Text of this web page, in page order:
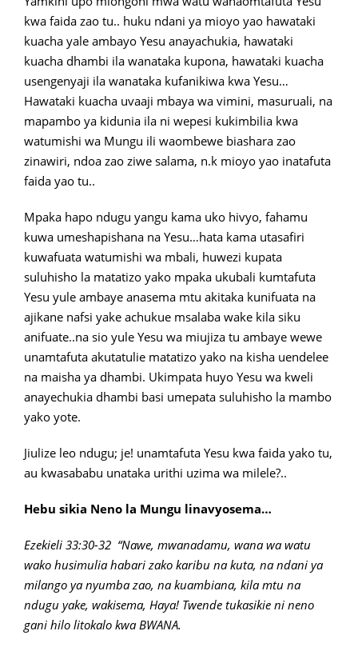
kwa faida zao tu.. huku ndani ya mioyo yao hawataki
kuacha yale ambayo Yesu anayachukia, hawataki
kuacha dhambi ila wanataka kupona, hawataki kuacha
usengenyaji ila wanataka kufanikiwa kwa Yesu…
Hawataki kuacha uvaaji mbaya wa vimini, masuruali, na
mapambo ya kidunia ila ni wepesi kukimbilia kwa
watumishi wa Mungu ili waombewe biashara zao
zinawiri, ndoa zao ziwe salama, n.k mioyo yao inatafuta
faida yao tu..
Mpaka hapo ndugu yangu kama uko hivyo, fahamu
kuwa umeshapishana na Yesu…hata kama utasafiri
kuwafuata watumishi wa mbali, huwezi kupata
suluhisho la matatizo yako mpaka ukubali kumtafuta
Yesu yule ambaye anasema mtu akitaka kunifuata na
ajikane nafsi yake achukue msalaba wake kila siku
anifuate..na sio yule Yesu wa miujiza tu ambaye wewe
unamtafuta akutatulie matatizo yako na kisha uendelee
na maisha ya dhambi. Ukimpata huyo Yesu wa kweli
anayechukia dhambi basi umepata suluhisho la mambo
yako yote.
Jiulize leo ndugu; je! unamtafuta Yesu kwa faida yako tu,
au kwasababu unataka urithi uzima wa milele?..
Hebu sikia Neno la Mungu linavyosema…
Ezekieli 33:30-32 “Nawe, mwanadamu, wana wa watu
wako husimulia habari zako karibu na kuta, na ndani ya
milango ya nyumba zao, na kuambiana, kila mtu na
ndugu yake, wakisema, Haya! Twende tukasikie ni neno
gani hilo litokalo kwa BWANA.